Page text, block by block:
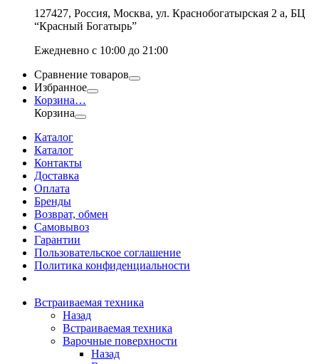
127427, Россия, Москва, ул. Краснобогатырская 2 а, БЦ
“Красный Богатырь”
Ежедневно с 10:00 до 21:00
Сравнение товаров
Избранное
Корзина…
Корзина
Каталог
Каталог
Контакты
Доставка
Оплата
Бренды
Возврат, обмен
Самовывоз
Гарантии
Пользовательское соглашение
Политика конфиденциальности
Встраиваемая техника
Назад
Встраиваемая техника
Варочные поверхности
Назад